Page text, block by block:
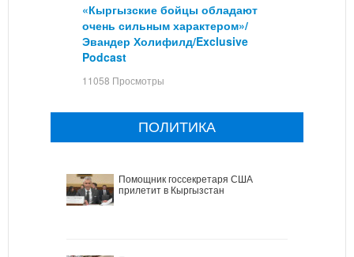
«Кыргызские бойцы обладают
очень сильным характером»/
Эвандер Холифилд/Exclusive
Podcast
11058 Просмотры
ПОЛИТИКА
Помощник госсекретаря США
прилетит в Кыргызстан